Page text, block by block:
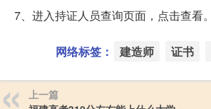
7、进入持证人员查询页面，点击查看。
网络标签： 建造师 证书
上一篇